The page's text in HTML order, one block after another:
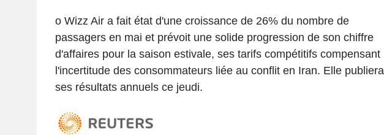
o Wizz Air a fait état d'une croissance de 26% du nombre de
passagers en mai et prévoit une solide progression de son chiffre
d'affaires pour la saison estivale, ses tarifs compétitifs compensant
l'incertitude des consommateurs liée au conflit en Iran. Elle publiera
ses résultats annuels ce jeudi.